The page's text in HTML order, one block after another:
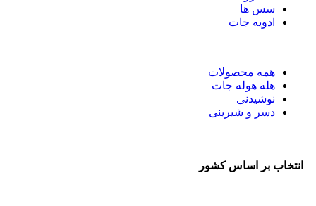
سس ها
ادویه جات
همه محصولات
هله هوله جات
نوشیدنی
دسر و شیرینی
انتخاب بر اساس کشور